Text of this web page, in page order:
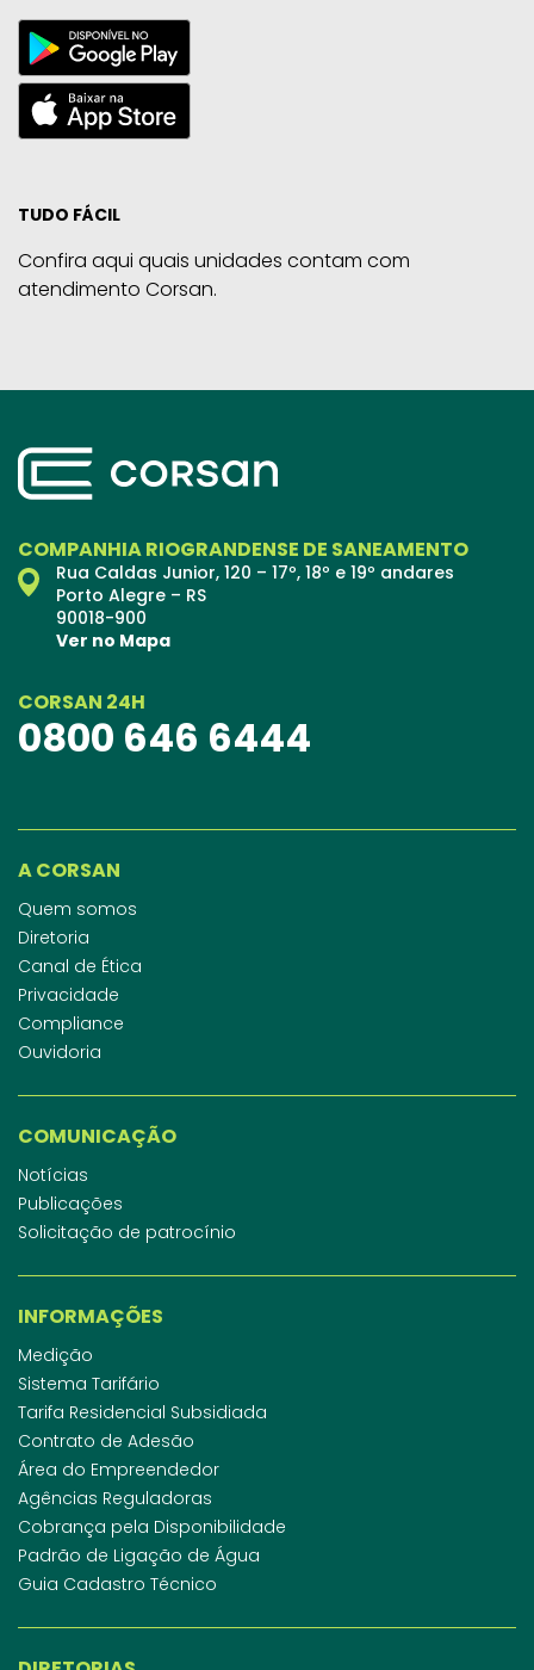
TUDO FÁCIL
Confira aqui quais unidades contam com
atendimento Corsan.
COMPANHIA RIOGRANDENSE DE SANEAMENTO
Rua Caldas Junior, 120 – 17º, 18º e 19º andares
Porto Alegre – RS
90018-900
Ver no Mapa
CORSAN 24H
0800 646 6444
A CORSAN
Quem somos
Diretoria
Canal de Ética
Privacidade
Compliance
Ouvidoria
COMUNICAÇÃO
Notícias
Publicações
Solicitação de patrocínio
INFORMAÇÕES
Medição
Sistema Tarifário
Tarifa Residencial Subsidiada
Contrato de Adesão
Área do Empreendedor
Agências Reguladoras
Cobrança pela Disponibilidade
Padrão de Ligação de Água
Guia Cadastro Técnico